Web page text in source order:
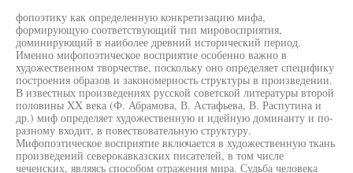
фопоэтику как определенную конкретизацию мифа,
формирующую соответствующий тип мировосприятия,
доминирующий в наиболее древний исторический период.
Именно мифопоэтическое восприятие особенно важно в
художественном творчестве, поскольку оно определяет специфику
построения образов и закономерность структуры в произведении.
В известных произведениях русской советской литературы второй
половины XX века (Ф. Абрамова, В. Астафьева, В. Распутина и
др.) миф определяет художественную и идейную доминанту и по-
разному входит, в повествовательную структуру.
Мифопоэтическое восприятие включается в художественную ткань
произведений северокавказских писателей, в том числе
чеченских, являясь способом отражения мира. Судьба человека